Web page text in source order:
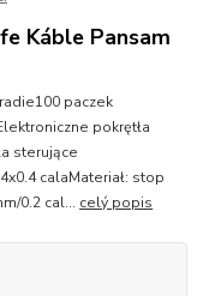
Káble Pansam
paczek
pokrętła
sterujące
calaMateriał: stop
0.2 cal... celý popis